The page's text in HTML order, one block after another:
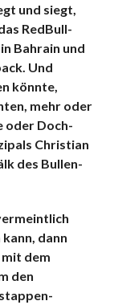
und siegt,
RedBull-
Bahrain und
Und
könnte,
mehr oder
oder Doch-
Christian
des Bullen-
dann
dem
den